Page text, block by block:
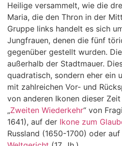
Heilige versammelt, wie die
Maria, die den Thron in der
Gruppe links handelt es sich
Jungfrauen, denen die fünf
gegenüber gestellt wurden.
außerhalb der Stadtmauer.
quadratisch, sondern eher ein
mit zahlreichen Vor- und
von anderen Ikonen dieser
„Zweiten Wiederkehr“ von
1641), auf der Ikone zum
Russland (1650-1700) oder auf